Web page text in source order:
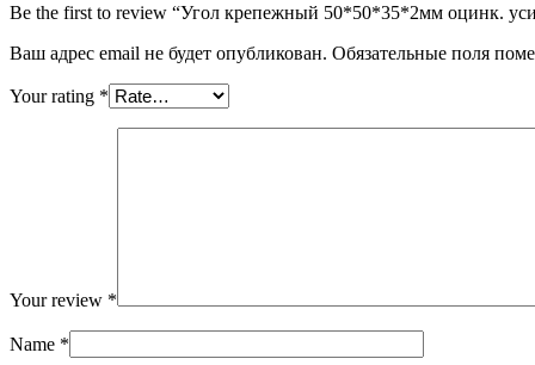
Be the first to review “Угол крепежный 50*50*35*2мм оцинк.
Ваш адрес email не будет опубликован. Обязательные поля
Your rating *
Your review *
Name *